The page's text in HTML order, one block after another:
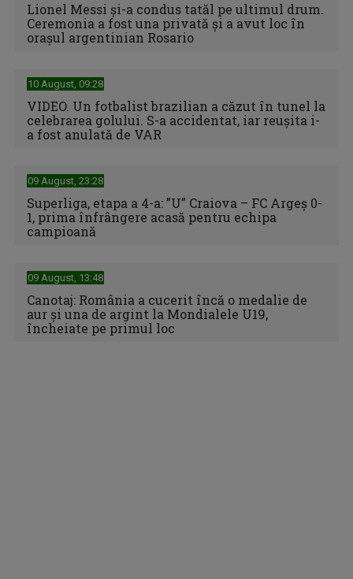
Format extins și șase reprezentative deja calificate pentru
Spania cucerește al doilea titlu mondial din istorie după o
finală dramatică ...
Lionel Messi și-a condus tatăl pe ultimul drum.
Ceremonia a fost una privată și a avut loc în
orașul argentinian Rosario
10 August, 09:28
VIDEO. Un fotbalist brazilian a căzut în tunel la
celebrarea golului. S-a accidentat, iar reușita i-
a fost anulată de VAR
09 August, 23:28
Superliga, etapa a 4-a: ”U” Craiova – FC Argeș 0-
1, prima înfrângere acasă pentru echipa
campioană
09 August, 13:48
Canotaj: România a cucerit încă o medalie de
aur şi una de argint la Mondialele U19,
încheiate pe primul loc